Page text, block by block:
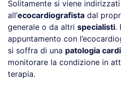
Solitamente si viene indirizzati
all’ecocardiografista dal
generale o da altri specialisti.
appuntamento con
si soffra di una patologia
monitorare la condizione in
terapia.